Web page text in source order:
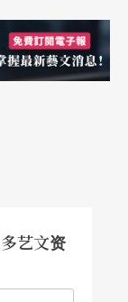
译词与《演
。
艺文资